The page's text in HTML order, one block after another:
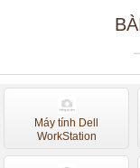
Máy tính Dell
WorkStation